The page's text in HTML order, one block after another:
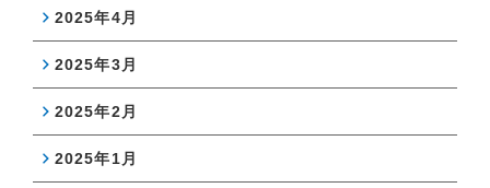
2025年4月
2025年3月
2025年2月
2025年1月